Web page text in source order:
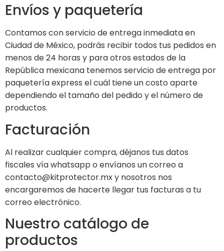
Envíos y paquetería
Contamos con servicio de entrega inmediata en
Ciudad de México, podrás recibir todos tus pedidos en
menos de 24 horas y para otros estados de la
República mexicana tenemos servicio de entrega por
paquetería express el cuál tiene un costo aparte
dependiendo el tamaño del pedido y el número de
productos.
Facturación
Al realizar cualquier compra, déjanos tus datos
fiscales vía whatsapp o envíanos un correo a
contacto@kitprotector.mx y nosotros nos
encargaremos de hacerte llegar tus facturas a tu
correo electrónico.
Nuestro catálogo de
productos